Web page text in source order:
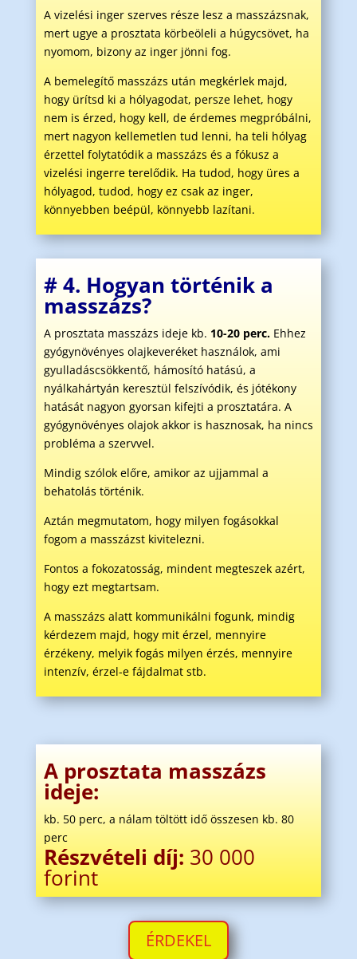
A vizelési inger szerves része lesz a masszázsnak,
mert ugye a prosztata körbeöleli a húgycsövet, ha
nyomom, bizony az inger jönni fog.
A bemelegítő masszázs után megkérlek majd,
hogy ürítsd ki a hólyagodat, persze lehet, hogy
nem is érzed, hogy kell, de érdemes megpróbálni,
mert nagyon kellemetlen tud lenni, ha teli hólyag
érzettel folytatódik a masszázs és a fókusz a
vizelési ingerre terelődik. Ha tudod, hogy üres a
hólyagod, tudod, hogy ez csak az inger,
könnyebben beépül, könnyebb lazítani.
# 4. Hogyan történik a
masszázs?
A prosztata masszázs ideje kb. 10-20 perc.Ehhez
gyógynövényes olajkeveréket használok, ami
gyulladáscsökkentő, hámosító hatású, a
nyálkahártyán keresztül felszívódik, és jótékony
hatását nagyon gyorsan kifejti a prosztatára. A
gyógynövényes olajok akkor is hasznosak, ha nincs
probléma a szervvel.
Mindig szólok előre, amikor az ujjammal a
behatolás történik.
Aztán megmutatom, hogy milyen fogásokkal
fogom a masszázst kivitelezni.
Fontos a fokozatosság, mindent megteszek azért,
hogy ezt megtartsam.
A masszázs alatt kommunikálni fogunk, mindig
kérdezem majd, hogy mit érzel, mennyire
érzékeny, melyik fogás milyen érzés, mennyire
intenzív, érzel-e fájdalmat stb.
A prosztata masszázs
ideje:
kb. 50 perc, a nálam töltött idő összesen kb. 80
perc
Részvételi díj: 30 000
forint
ÉRDEKEL